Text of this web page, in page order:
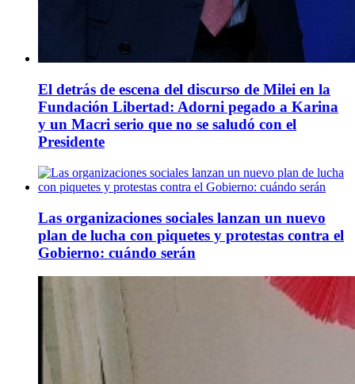
El detrás de escena del discurso de Milei en la
Fundación Libertad: Adorni pegado a Karina
y un Macri serio que no se saludó con el
Presidente
Las organizaciones sociales lanzan un nuevo
plan de lucha con piquetes y protestas contra el
Gobierno: cuándo serán